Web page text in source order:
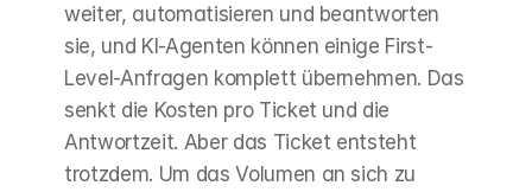
weiter, automatisieren und beantworten
sie, und KI-Agenten können einige First-
Level-Anfragen komplett übernehmen. Das
senkt die Kosten pro Ticket und die
Antwortzeit. Aber das Ticket entsteht
trotzdem. Um das Volumen an sich zu